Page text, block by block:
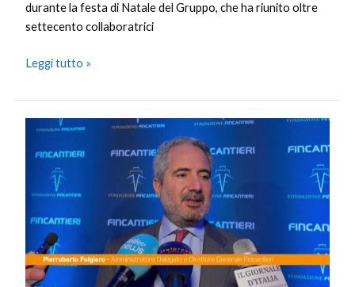
durante la festa di Natale del Gruppo, che ha riunito oltre
settecento collaboratrici
Leggi tutto »
Fincantieri,
storia
un
trampolino
costruire